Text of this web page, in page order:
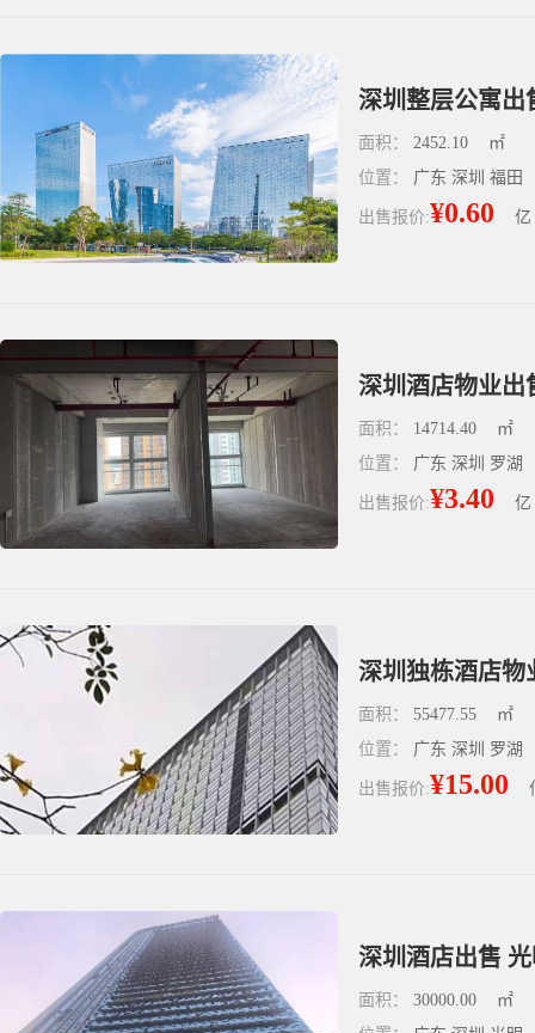
面积： 2452.10
㎡
位置： 广东 深圳 福田
出售报价:¥0.60 亿
深圳酒店物业出
面积： 14714.40
㎡
位置： 广东 深圳 罗湖
出售报价:¥3.40 亿
面积： 55477.55
㎡
位置： 广东 深圳 罗湖
出售报价:¥15.00
深圳酒店出售
面积： 30000.00
㎡